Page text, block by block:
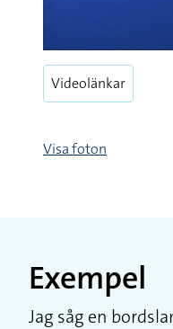
Videolänkar
Visa foton
Exempel
Jag såg en